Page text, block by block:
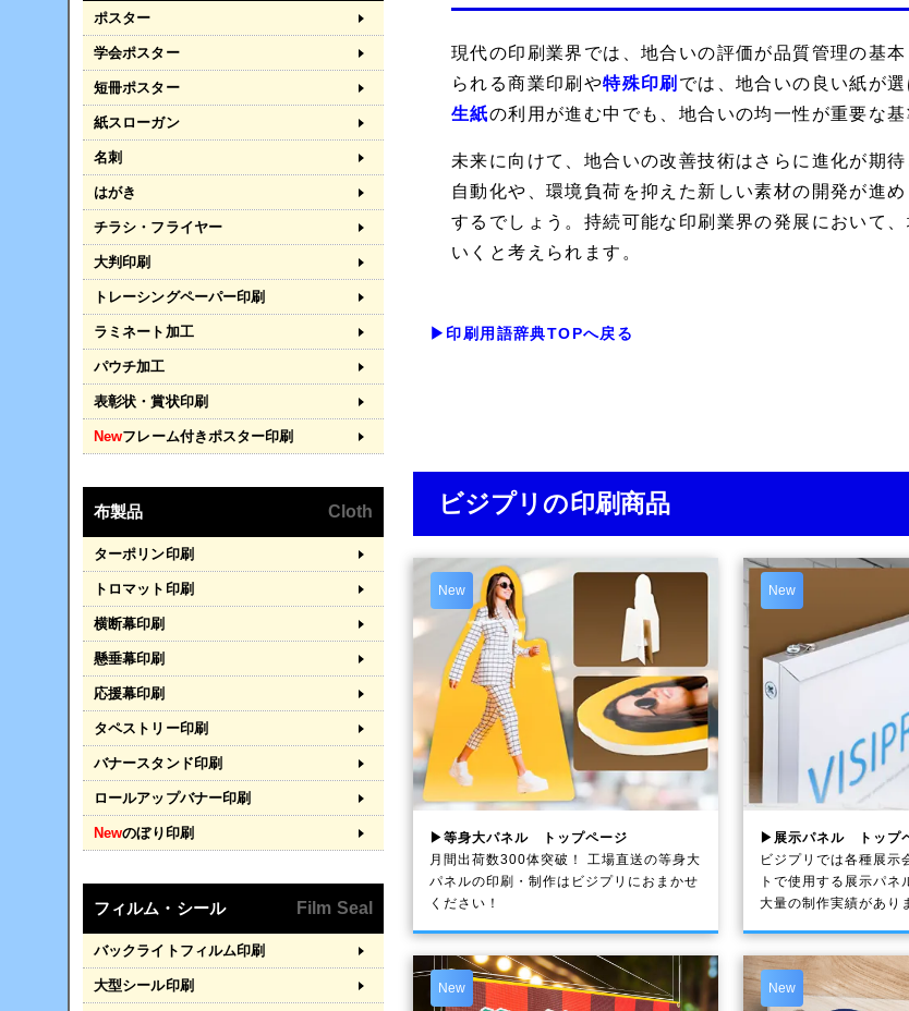
現代の印刷業界では、地合いの評価が品質管理の基
られる商業印刷や特殊印刷 では、地合いの良い紙が
生紙の利用が進む中でも、地合いの均一性が重要な基
未来に向けて、地合いの改善技術はさらに進化が期
自動化や、環境負荷を抑えた新しい素材の開発が進
するでしょう。持続可能な印刷業界の発展において
いくと考えられます。
▶印刷用語辞典TOPへ戻る
ビジプリの印刷商品
New
▶等身大パネル トップページ
月間出荷数300体突破！ 工場直送の等身大
パネルの印刷・制作は ビジプリ におまかせ
ください！
New
▶展示パネル トップ
ビジプリでは各種展示
トで使用する展示パネ
大量の制作実績があり
New New
ポスター
学会ポスター
短冊ポスター
紙スローガン
名刺
はがき
チラシ・フライヤー
大判印刷
トレーシングペーパー印刷
ラミネート加工
パウチ加工
表彰状・賞状印刷
Newフレーム付きポスター印刷
布製品 Cloth
ターポリン印刷
トロマット印刷
横断幕印刷
懸垂幕印刷
応援幕印刷
タペストリー印刷
バナースタンド印刷
ロールアップバナー印刷
Newのぼり印刷
フィルム・シール Film Seal
バックライトフィルム印刷
大型シール印刷